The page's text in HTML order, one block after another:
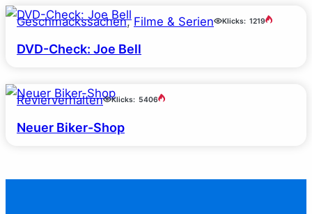
Geschmackssachen, Filme & Serien Klicks: 1219
DVD-Check: Joe Bell
Revierverhalten Klicks: 5406
Neuer Biker-Shop